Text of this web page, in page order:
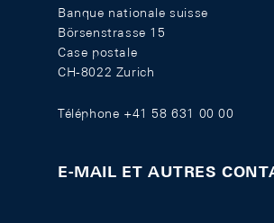
Banque nationale suisse
Börsenstrasse 15
Case postale
CH-8022 Zurich
Téléphone +41 58 631 00 00
E-MAIL ET AUTRES